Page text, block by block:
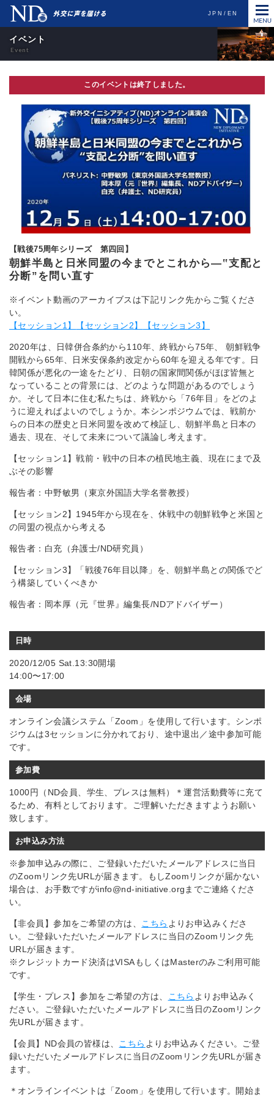
JPN EN
イベント
このイベントは終了しました。
【戦後75周年シリーズ 第四回】
朝鮮半島と日米同盟の今までとこれから—‟支配と
分断”を問い直す
※イベント動画のアーカイブスは下記リンク先からご覧くださ
い。
【セッション1】
【セッション2】 【セッション3】
2020年は、日韓併合条約から110年、終戦から75年、 朝鮮戦争
開戦から65年、日米安保条約改定から60年を迎える年です。日
韓関係が悪化の一途をたどり、日朝の国家間関係がほぼ皆無と
なっていることの背景には、どのような問題があるのでしょう
か。そして日本に住む私たちは、終戦から「76年目」をどのよ
うに迎えればよいのでしょうか。本シンポジウムでは、戦前か
らの日本の歴史と日米同盟を改めて検証し、朝鮮半島と日本の
過去、現在、そして未来について議論し考えます。
【セッション1】戦前・戦中の日本の植民地主義、現在にまで及
ぶその影響
報告者：中野敏男（東京外国語大学名誉教授）
【セッション2】1945年から現在を、休戦中の朝鮮戦争と米国と
の同盟の視点から考える
報告者：白充（弁護士/ND研究員）
【セッション3】「戦後76年目以降」を、朝鮮半島との関係でど
う構築していくべきか
報告者：岡本厚（元『世界』編集長/NDアドバイザー）
日時
2020/12/05 Sat.13:30開場
14:00〜17:00
会場
オンライン会議システム「Zoom」を使用して行います。シンポ
ジウムは3セッションに分かれており、途中退出／途中参加可能
です。
参加費
1000円（ND会員、学生、プレスは無料）＊運営活動費等に充て
るため、有料としております。ご理解いただきますようお願い
致します。
お申込み方法
※参加申込みの際に、ご登録いただいたメールアドレスに当日
のZoomリンク先URLが届きます。もしZoomリンクが届かない
場合は、お手数ですがinfo@nd-initiative.orgまでご連絡くださ
い。
【非会員】参加をご希望の方は、 こちら よりお申込みくださ
い。ご登録いただいたメールアドレスに当日のZoomリンク先
URLが届きます。
※クレジットカード決済はVISAもしくはMasterのみご利用可能
です。
【学生・プレス】参加をご希望の方は、 こちら よりお申込みく
ださい。ご登録いただいたメールアドレスに当日のZoomリンク
先URLが届きます。
【会員】ND会員の皆様は、 こちら よりお申込みください。ご登
録いただいたメールアドレスに当日のZoomリンク先URLが届き
ます。
＊オンラインイベントは「Zoom」を使用して行います。開始ま